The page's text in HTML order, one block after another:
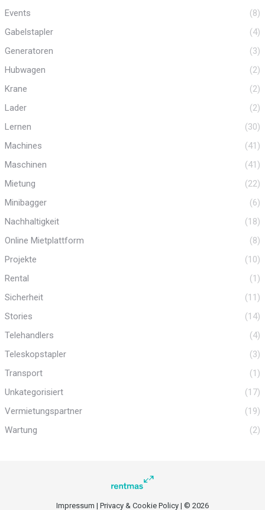
Events
(8)
Gabelstapler
(4)
Generatoren
(3)
Hubwagen
(2)
Krane
(2)
Lader
(2)
Lernen
(30)
Machines
(41)
Maschinen
(41)
Mietung
(22)
Minibagger
(6)
Nachhaltigkeit
(18)
Online Mietplattform
(8)
Projekte
(10)
Rental
(1)
Sicherheit
(11)
Stories
(14)
Telehandlers
(4)
Teleskopstapler
(3)
Transport
(1)
Unkategorisiert
(17)
Vermietungspartner
(19)
Wartung
(2)
Impressum | Privacy & Cookie Policy | © 2026